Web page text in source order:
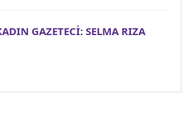
GAZETECİ: SELMA RIZA